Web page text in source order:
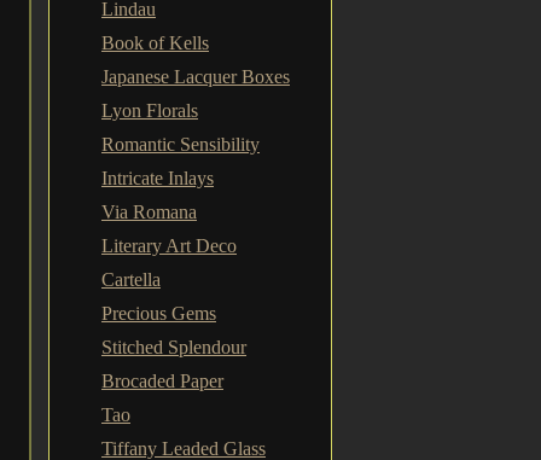
Lindau
Book of Kells
Japanese Lacquer Boxes
Lyon Florals
Romantic Sensibility
Intricate Inlays
Via Romana
Literary Art Deco
Cartella
Precious Gems
Stitched Splendour
Brocaded Paper
Tao
Tiffany Leaded Glass